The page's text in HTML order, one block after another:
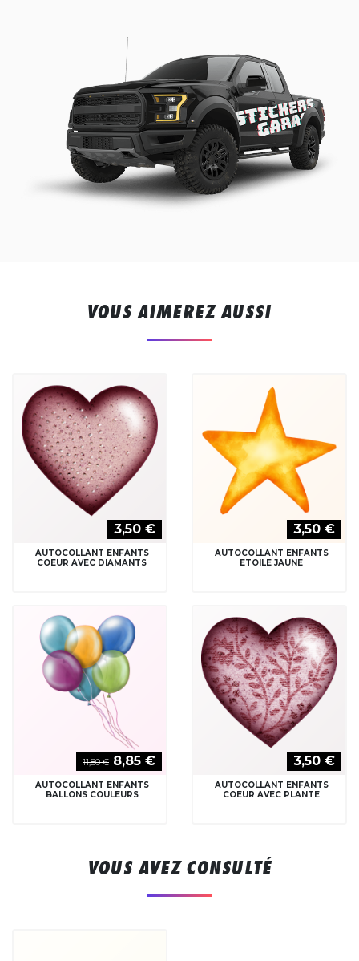
VOUS AIMEREZ AUSSI
3,50 €
AUTOCOLLANT ENFANTS
COEUR AVEC DIAMANTS
3,50 €
AUTOCOLLANT ENFANTS
ETOILE JAUNE
11,80 € 8,85 €
AUTOCOLLANT ENFANTS
BALLONS COULEURS
3,50 €
AUTOCOLLANT ENFANTS
COEUR AVEC PLANTE
VOUS AVEZ CONSULTÉ